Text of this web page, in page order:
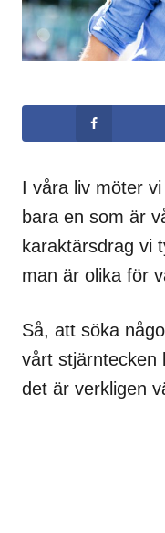
I våra liv möter
bara en som är
karaktärsdrag vi
man är olika för
Så, att söka
vårt
det är verkligen